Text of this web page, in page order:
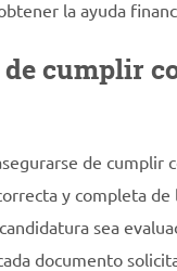
la ayuda
cumplir
de cumplir
y completa
sea
documento